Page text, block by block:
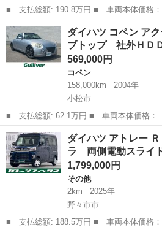
■ 支払総額: 190.8万円 ■ 車両本体価格： 1,838,000 円 ■ メーカ
ー名： ダイハツ ■ 車種名： アトレ
７インチナビ バックカメラ コーナーセ
ドドア ...
石川 金沢市 その他
ダイハツ コペン ア
ブトップ 社外ＨＤ
569,000円
コペン
158,000km
2004年
小松市
■ 支払総額: 62.1万円 ■ 車両本体価格： 569,000 円 ■ メーカー
名： ダイハツ ■ 車種名： コペン ■ グ
トップ アクティブトップ 社外ＨＤＤナ
ＶＤ） ワン...
石川 小松市 コペン
ダイハツ アトレー
ラ 両側電動スライ
1,799,000円
その他
2km
2025年
野々市市
■ 支払総額: 188.5万円 ■ 車両本体価格： 1,799,000 円 ■ メーカ